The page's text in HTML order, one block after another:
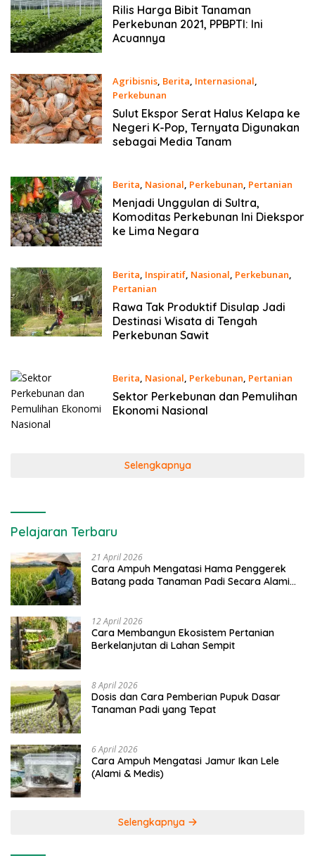
13 Februari 2021
Rilis Harga Bibit Tanaman
Perkebunan 2021, PPBPTI: Ini
Acuannya
Agribisnis, Berita, Internasional,
Perkebunan
11 Februari 2021
Sulut Ekspor Serat Halus Kelapa ke
Negeri K-Pop, Ternyata Digunakan
sebagai Media Tanam
Berita, Nasional, Perkebunan, Pertanian
28 Januari 2021
Menjadi Unggulan di Sultra,
Komoditas Perkebunan Ini Diekspor
ke Lima Negara
Berita, Inspiratif, Nasional, Perkebunan,
Pertanian
19 Januari 2021
Rawa Tak Produktif Disulap Jadi
Destinasi Wisata di Tengah
Perkebunan Sawit
Berita, Nasional, Perkebunan, Pertanian
16 Januari 2021
Sektor Perkebunan dan Pemulihan
Ekonomi Nasional
Selengkapnya
Pelajaran Terbaru
21 April 2026
Cara Ampuh Mengatasi Hama Penggerek
Batang pada Tanaman Padi Secara Alami
12 April 2026
Cara Membangun Ekosistem Pertanian
Berkelanjutan di Lahan Sempit
8 April 2026
Dosis dan Cara Pemberian Pupuk Dasar
Tanaman Padi yang Tepat
6 April 2026
Cara Ampuh Mengatasi Jamur Ikan Lele
(Alami & Medis)
Selengkapnya